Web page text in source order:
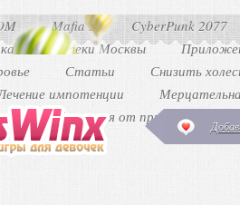
Mafia 3
CyberPunk 2077
Аптеки Москвы
Статьи
Снизить
импотенции
Как избавиться от прыщей